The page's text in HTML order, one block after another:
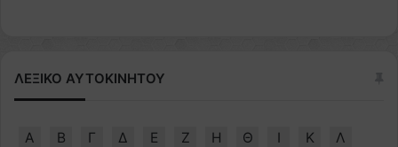
ΛΕΞΙΚΟ ΑΥΤΟΚΙΝΗΤΟΥ
Α Β Γ Δ Ε Ζ Η Θ Ι Κ Λ